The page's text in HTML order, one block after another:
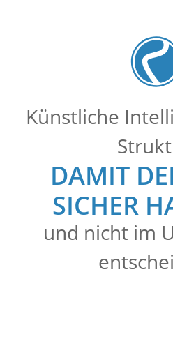
Künstliche
DAMIT
SICHER
und nicht im